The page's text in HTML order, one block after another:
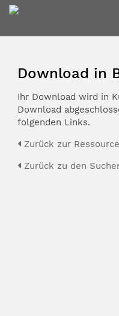
Download in
Ihr Download wird in
Download
folgenden Links.
Zurück zur
Zurück zu den